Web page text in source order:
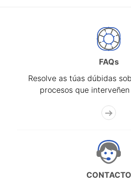
FAQs
Resolve as túas dúbidas
procesos que
CONTACTO